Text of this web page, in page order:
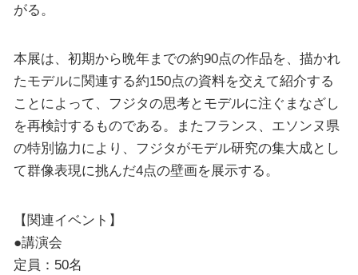
がる。
本展は、初期から晩年までの約90点の作品を、描かれ
たモデルに関連する約150点の資料を交えて紹介する
ことによって、フジタの思考とモデルに注ぐまなざし
を再検討するものである。またフランス、エソンヌ県
の特別協力により、フジタがモデル研究の集大成とし
て群像表現に挑んだ4点の壁画を展示する。
【関連イベント】
●講演会
定員：50名